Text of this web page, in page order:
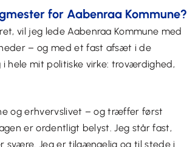
for Aabenraa Kommune?
vil jeg lede Aabenraa Kommune med
– og med et fast afsæt i de
hele mit politiske virke: troværdighed,
og erhvervslivet – og træffer først
er ordentligt belyst. Jeg står fast,
svære. Jeg er tilgængelig og til stede i